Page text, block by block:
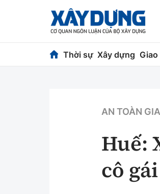
Thời sự Xây dựng
Chuyện dọc đường
AN TOÀN
Huế:
cô